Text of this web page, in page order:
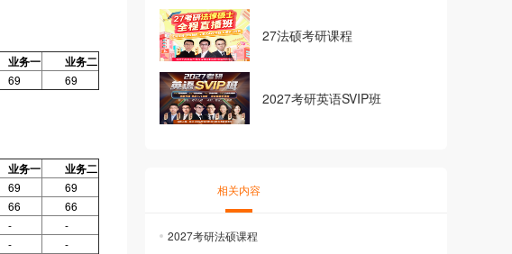
业务一 业务二
69 69
业务一 业务二
69
69
66
66
-
-
-
-
27法硕考研课程
2027考研英语SVIP班
相关内容
2027考研法硕课程